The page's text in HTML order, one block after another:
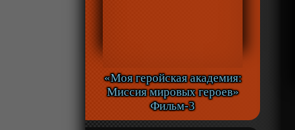
«Моя геройская академия:
Миссия мировых героев»
Фильм-3